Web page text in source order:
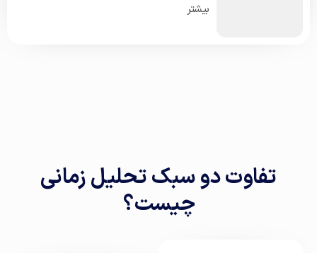
بیشتر
تفاوت دو سبک تحلیل زمانی
چیست؟